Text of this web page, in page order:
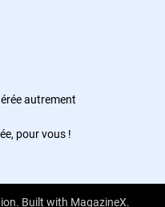
autrement
pour vous !
. Built with MagazineX.